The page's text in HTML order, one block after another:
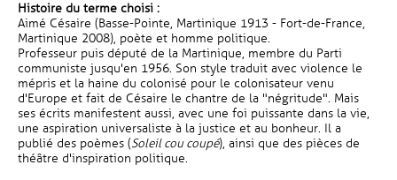
Histoire du terme choisi :
Aimé Césaire (Basse-Pointe, Martinique 1913 - Fort-de-France,
Martinique 2008), poète et homme politique.
Professeur puis député de la Martinique, membre du Parti
communiste jusqu'en 1956. Son style traduit avec violence le
mépris et la haine du colonisé pour le colonisateur venu
d'Europe et fait de Césaire le chantre de la "négritude". Mais
ses écrits manifestent aussi, avec une foi puissante dans la vie,
une aspiration universaliste à la justice et au bonheur. Il a
publié des poèmes (Soleil cou coupé), ainsi que des pièces de
théâtre d'inspiration politique.